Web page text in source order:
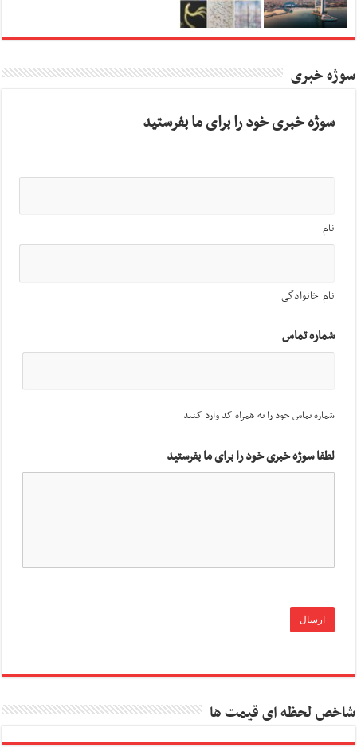
سوژه خبری
سوژه خبری خود را برای ما بفرستید
نام
نام خانوادگی
شماره تماس
شماره تماس خود را به همراه کد وارد کنید
لطفا سوژه خبری خود را برای ما بفرستید
شاخص لحظه ای قیمت ها